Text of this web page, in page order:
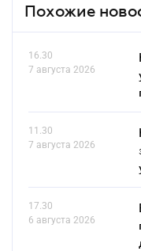
Похожие
16.30
7 августа 2026
11.30
7 августа 2026
17.30
6 августа 2026